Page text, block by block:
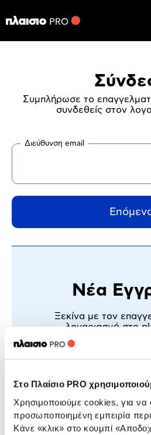
Στο Πλαίσιο PRO
Χρησιμοποιούμε cookies, για
προσωποποιημένη εμπειρία
Κάνε «κλικ» στο κουμπί
Συμπλήρωσε το
συνδεθείς στον
Διεύθυνση email
Νέα
Ξεκίνα με τον
λογαριασμό στο
σε κάθε αγορά &
των προμηθειών σου
για να καλύπτεις κάθε
Δημιουργία